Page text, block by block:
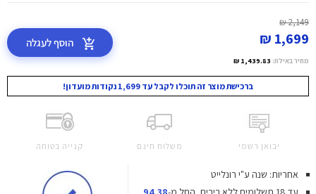
2,149 ₪
1,699 ₪
מחיר באילת: 1,439.83 ₪
הוסף לעגלה
ברכישת מוצר זה תוכלו לקבל עד 1,699 נקודות מועדון!
יבואן רשמי משלוח חינם קנייה בטוחה
אחריות: שנה ע"י רונלייט